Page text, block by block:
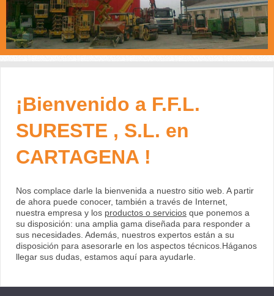
¡Bienvenido a F.F.L.
SURESTE , S.L. en
CARTAGENA !
Nos complace darle la bienvenida a nuestro sitio web. A partir
de ahora puede conocer, también a través de Internet,
nuestra empresa y los productos o servicios que ponemos a
su disposición: una amplia gama diseñada para responder a
sus necesidades. Además, nuestros expertos están a su
disposición para asesorarle en los aspectos técnicos.Háganos
llegar sus dudas, estamos aquí para ayudarle.